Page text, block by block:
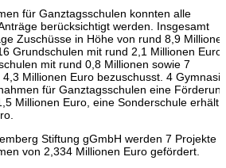
für Ganztagsschulen konnten alle
berücksichtigt werden. Insgesamt
Zuschüsse in Höhe von rund 8,9
Grundschulen mit rund 2,1 Millionen
mit rund 0,8 Millionen sowie 7
Millionen Euro bezuschusst. 4
für Ganztagsschulen eine
Millionen Euro, eine Sonderschule erhält
Stiftung gGmbH werden 7 Projekte
von 2,334 Millionen Euro gefördert.